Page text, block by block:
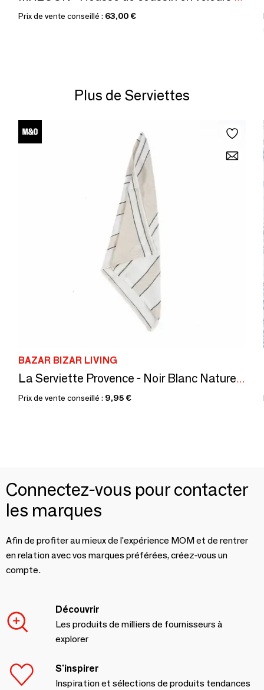
Prix de vente conseillé : 63,00 €
Plus de Serviettes
BAZAR BIZAR LIVING
La Serviette Provence - Noir Blanc Naturel - 45x45
Prix de vente conseillé : 9,95 €
Connectez-vous pour contacter
les marques
Afin de profiter au mieux de l'expérience MOM et de rentrer
en relation avec vos marques préférées, créez-vous un
compte.
Découvrir
Les produits de milliers de fournisseurs à
explorer
S'inspirer
Inspiration et sélections de produits tendances